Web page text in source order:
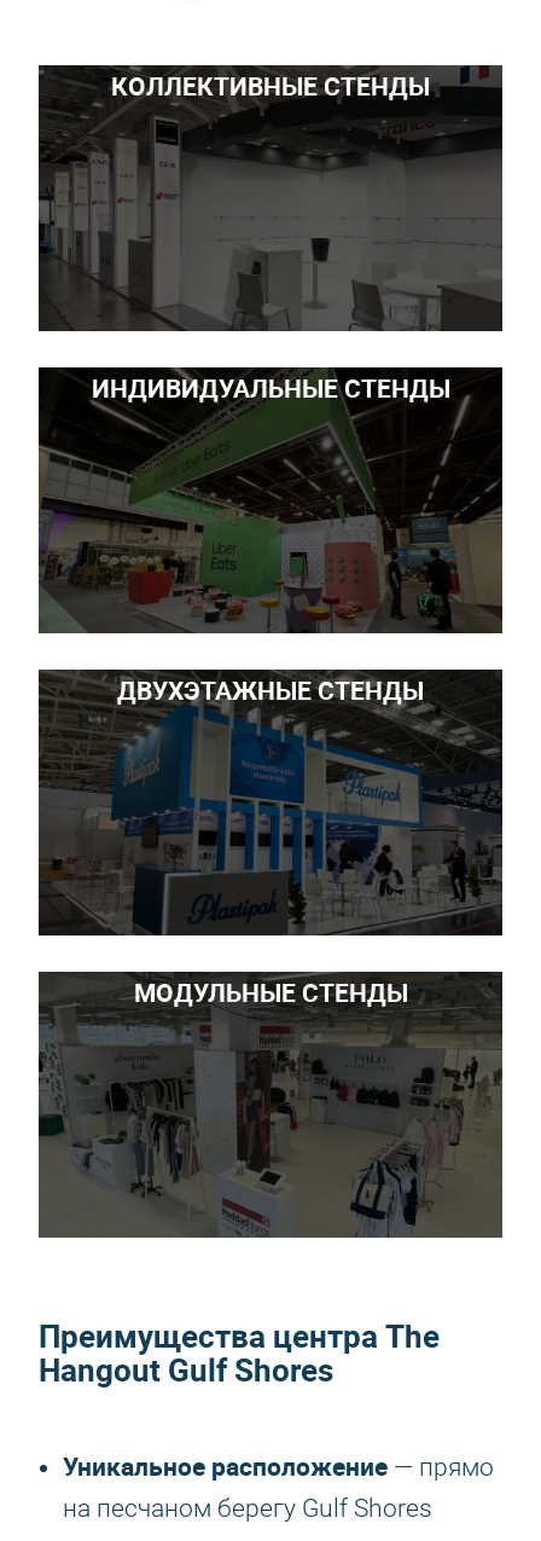
КОЛЛЕКТИВНЫЕ СТЕНДЫ
ИНДИВИДУАЛЬНЫЕ СТЕНДЫ
ДВУХЭТАЖНЫЕ СТЕНДЫ
МОДУЛЬНЫЕ СТЕНДЫ
Преимущества центра The
Hangout Gulf Shores
Уникальное расположение — прямо
на песчаном берегу Gulf Shores